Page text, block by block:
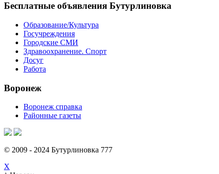
Бесплатные объявления Бутурлиновка
Образование/Культура
Госучреждения
Городские СМИ
Здравоохранение. Спорт
Досуг
Работа
Воронеж
Воронеж справка
Районные газеты
© 2009 - 2024 Бутурлиновка 777
X